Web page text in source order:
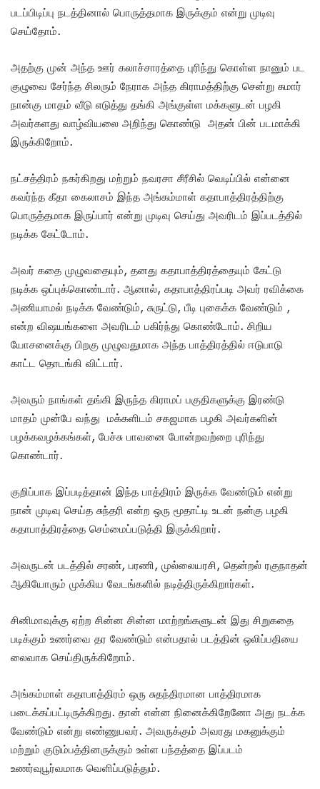
படப்பிடிப்பு நடத்தினால் பொருத்தமாக இருக்கும் என்று முடிவு
செய்தோம்.
அதற்கு முன் அந்த ஊர் கலாச்சாரத்தை புரிந்து கொள்ள நானும் பட
குழுவை சேர்ந்த சிலரும் நேராக அந்த கிராமத்திற்கு சென்று சுமார்
நான்கு மாதம் வீடு எடுத்து தங்கி அங்குள்ள மக்களுடன் பழகி
அவர்களது வாழ்வியலை அறிந்து கொண்டு அதன் பின் படமாக்கி
இருக்கிறோம்.
நட்சத்திரம் நகர்கிறது மற்றும் நவரசா சீரீசில் வெடிப்பில் என்னை
கவர்ந்த கீதா கைலாசம் இந்த அங்கம்மாள் கதாபாத்திரத்திற்கு
பொருத்தமாக இருப்பார் என்று முடிவு செய்து அவரிடம் இப்படத்தில்
நடிக்க கேட்டோம்.
அவர் கதை முழுவதையும், தனது கதாபாத்திரத்தையும் கேட்டு
நடிக்க ஒப்புக்கொண்டார். ஆனால், கதாபாத்திரப்படி அவர் ரவிக்கை
அணியாமல் நடிக்க வேண்டும், சுருட்டு, பீடி புகைக்க வேண்டும் ,
என்ற விஷயங்களை அவரிடம் பகிர்ந்து கொண்டோம். சிறிய
யோசனைக்கு பிறகு முழுவதுமாக அந்த பாத்திரத்தில் ஈடுபாடு
காட்ட தொடங்கி விட்டார்.
அவரும் நாங்கள் தங்கி இருந்த கிராமப் பகுதிகளுக்கு இரண்டு
மாதம் முன்பே வந்து மக்களிடம் சகஜமாக பழகி அவர்களின்
பழக்கவழக்கங்கள், பேச்சு பாவனை போன்றவற்றை புரிந்து
கொண்டார்.
குறிப்பாக இப்படித்தான் இந்த பாத்திரம் இருக்க வேண்டும் என்று
நான் முடிவு செய்த சுந்தரி என்ற ஒரு மூதாட்டி உடன் நன்கு பழகி
கதாபாத்திரத்தை செம்மைப்படுத்தி இருக்கிறார்.
அவருடன் படத்தில் சரண், பரணி, முல்லையரசி, தென்றல் ரகுநாதன்
ஆகியோரும் முக்கிய வேடங்களில் நடித்திருக்கிறார்கள்.
சினிமாவுக்கு ஏற்ற சின்ன சின்ன மாற்றங்களுடன் இது சிறுகதை
படிக்கும் உணர்வை தர வேண்டும் என்பதால் படத்தின் ஒலிப்பதியை
லைவாக செய்திருக்கிறோம்.
அங்கம்மாள் கதாபாத்திரம் ஒரு சுதந்திரமான பாத்திரமாக
படைக்கப்பட்டிருக்கிறது. தான் என்ன நினைக்கிறேனோ அது நடக்க
வேண்டும் என்று எண்ணுபவர். அவருக்கும் அவரது மகனுக்கும்
மற்றும் குடும்பத்தினருக்கும் உள்ள பந்தத்தை இப்படம்
உணர்வுபூர்வமாக வெளிப்படுத்தும்.